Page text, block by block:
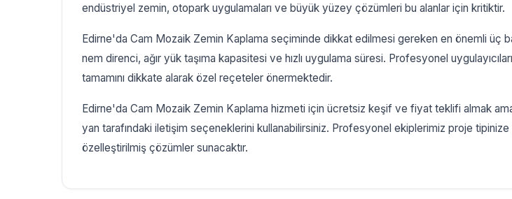
endüstriyel zemin, otopark uygulamaları ve büyük yüzey çözümleri bu alanlar için kritiktir.
Edirne'da Cam Mozaik Zemin Kaplama seçiminde dikkat edilmesi gereken en önemli üç
nem direnci, ağır yük taşıma kapasitesi ve hızlı uygulama süresi. Profesyonel
tamamını dikkate alarak özel reçeteler önermektedir.
Edirne'da Cam Mozaik Zemin Kaplama hizmeti için ücretsiz keşif ve fiyat teklifi almak
yan tarafındaki iletişim seçeneklerini kullanabilirsiniz. Profesyonel ekiplerimiz proje tipinize
özelleştirilmiş çözümler sunacaktır.